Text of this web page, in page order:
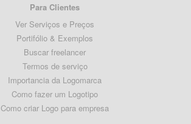
Para Clientes
Ver Serviços e Preços
Portifólio & Exemplos
Buscar freelancer
Termos de serviço
Importancia da Logomarca
Como fazer um Logotipo
Como criar Logo para empresa